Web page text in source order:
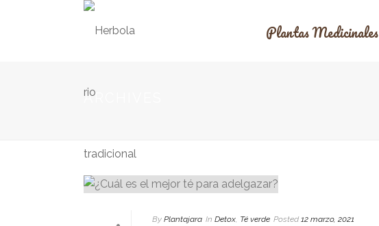
Plantas Medicinales
ARCHIVES
By Plantajara In Detox, Té verde Posted 12 marzo, 2021